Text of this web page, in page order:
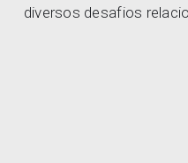
diversos desafios